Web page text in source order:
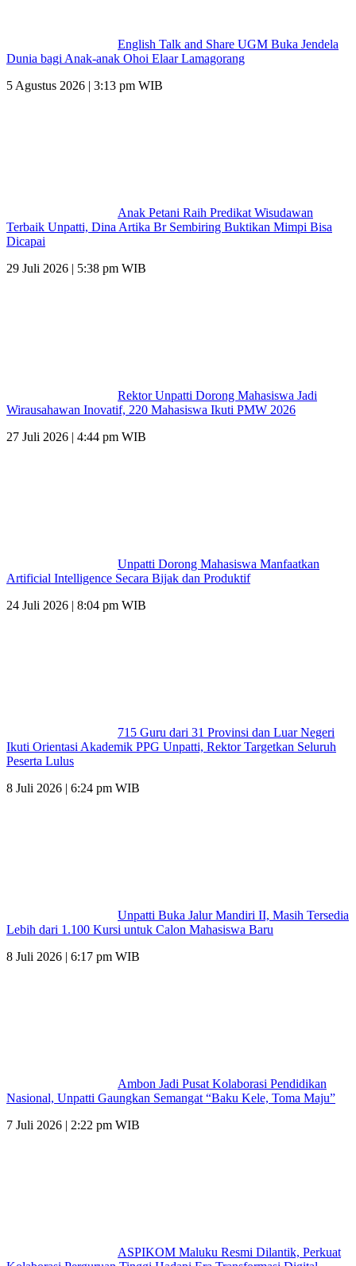
English Talk and Share UGM Buka Jendela
Dunia bagi Anak-anak Ohoi Elaar Lamagorang
5 Agustus 2026 | 3:13 pm WIB
Anak Petani Raih Predikat Wisudawan
Terbaik Unpatti, Dina Artika Br Sembiring Buktikan Mimpi Bisa
Dicapai
29 Juli 2026 | 5:38 pm WIB
Rektor Unpatti Dorong Mahasiswa Jadi
Wirausahawan Inovatif, 220 Mahasiswa Ikuti PMW 2026
27 Juli 2026 | 4:44 pm WIB
Unpatti Dorong Mahasiswa Manfaatkan
Artificial Intelligence Secara Bijak dan Produktif
24 Juli 2026 | 8:04 pm WIB
715 Guru dari 31 Provinsi dan Luar Negeri
Ikuti Orientasi Akademik PPG Unpatti, Rektor Targetkan Seluruh
Peserta Lulus
8 Juli 2026 | 6:24 pm WIB
Unpatti Buka Jalur Mandiri II, Masih Tersedia
Lebih dari 1.100 Kursi untuk Calon Mahasiswa Baru
8 Juli 2026 | 6:17 pm WIB
Ambon Jadi Pusat Kolaborasi Pendidikan
Nasional, Unpatti Gaungkan Semangat “Baku Kele, Toma Maju”
7 Juli 2026 | 2:22 pm WIB
ASPIKOM Maluku Resmi Dilantik, Perkuat